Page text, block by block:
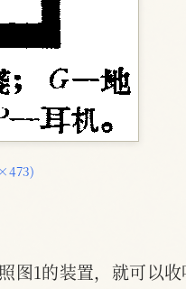
图1的装置，就可以